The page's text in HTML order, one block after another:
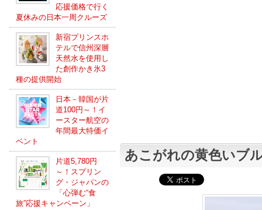
応援価格で行く
夏休みの日本一周クルーズ
新宿プリンスホ
テルで信州深層
天然水を使用し
た創作かき氷3
種の提供開始
日本－韓国が片
道100円～！イ
ースター航空の
年間最大特価イ
ベント
片道5,780円
～！スプリン
グ・ジャパンの
「心弾む“食
旅”応援キャンペーン」
あこがれの黄色いブ